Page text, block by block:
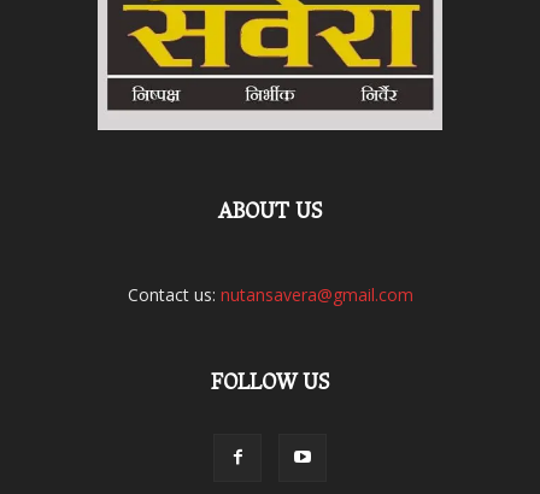
ABOUT US
Contact us: nutansavera@gmail.com
FOLLOW US